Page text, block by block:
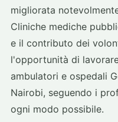
migliorata
Cliniche mediche
e il contributo dei
l'opportunità di
ambulatori e ospedali
Nairobi, seguendo i
ogni modo possibile.